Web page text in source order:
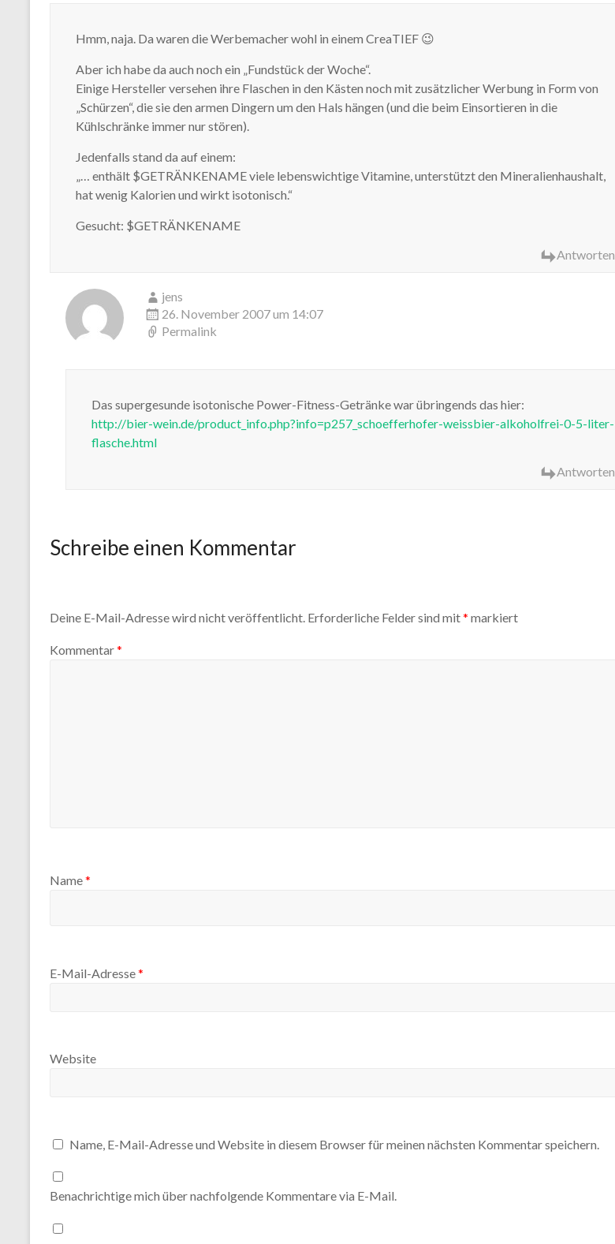
Hmm, naja. Da waren die Werbemacher wohl in einem CreaTIEF 😉
Aber ich habe da auch noch ein „Fundstück der Woche“.
Einige Hersteller versehen ihre Flaschen in den Kästen noch mit zusätzlicher Werbung in Form von
„Schürzen“, die sie den armen Dingern um den Hals hängen (und die beim Einsortieren in die
Kühlschränke immer nur stören).
Jedenfalls stand da auf einem:
„… enthält $GETRÄNKENAME viele lebenswichtige Vitamine, unterstützt den Mineralienhaushalt,
hat wenig Kalorien und wirkt isotonisch.“
Gesucht: $GETRÄNKENAME
Antworten
jens
26. November 2007 um 14:07
Permalink
Das supergesunde isotonische Power-Fitness-Getränke war übringends das hier:
http://bier-wein.de/product_info.php?info=p257_schoefferhofer-weissbier-alkoholfrei-0-5-liter-
flasche.html
Antworten
Schreibe einen Kommentar
Deine E-Mail-Adresse wird nicht veröffentlicht. Erforderliche Felder sind mit* markiert
Kommentar*
Name*
E-Mail-Adresse*
Website
Name, E-Mail-Adresse und Website in diesem Browser für meinen nächsten Kommentar speichern.
Benachrichtige mich über nachfolgende Kommentare via E-Mail.